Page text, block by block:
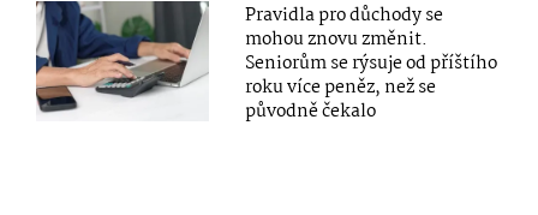
Pravidla pro důchody se
mohou znovu změnit.
Seniorům se rýsuje od příštího
roku více peněz, než se
původně čekalo